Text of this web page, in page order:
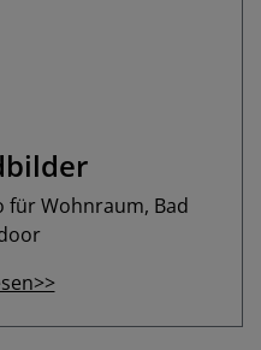
für Wohnraum, Bad